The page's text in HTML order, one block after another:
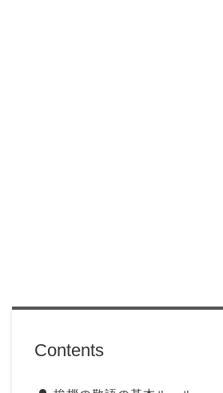
Contents